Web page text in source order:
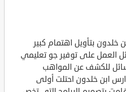
بتأويل اهتمام كبير
العمل على توفير جو تعليمي
للكشف عن المواهب
ابن خلدون احتلت أولى